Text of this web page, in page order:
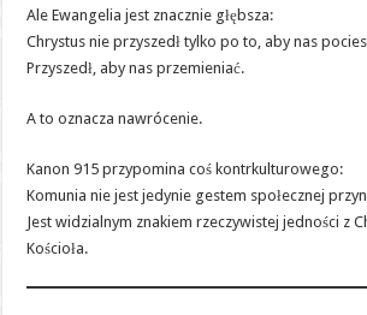
Ale Ewangelia jest znacznie głębsza:
Chrystus nie przyszedł tylko po to, aby nas
Przyszedł, aby nas przemieniać.
A to oznacza nawrócenie.
Kanon 915 przypomina coś kontrkulturowego:
Komunia nie jest jedynie gestem społecznej
Jest widzialnym znakiem rzeczywistej jedności z
Kościoła.